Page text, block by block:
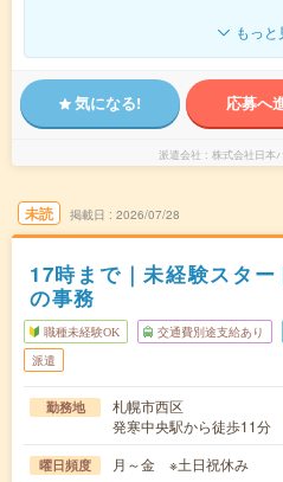
もっと
気になる! 応募へ
派遣会社 株式会社日本
未読 掲載日 2026/07/28
17時まで｜未経験スタ
の事務
職種未経験OK 交通費別途支給あり
派遣
勤務地
札幌市西区
発寒中央駅から徒歩11分
曜日頻度 月～金 ※土日祝休み